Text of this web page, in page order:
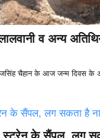
व अन्य
चैहान के आज जन्म दिवस के